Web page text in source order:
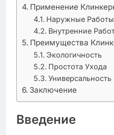
Применение
Наружные Работы
Внутренние
Преимущества
Экологичность
Простота Ухода
Универсальность
Заключение
Введение